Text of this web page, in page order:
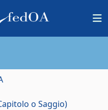
o Saggio)